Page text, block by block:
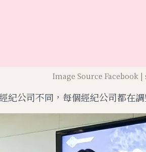
Image Source Facebook
紀公司不同，每個經紀公司都在